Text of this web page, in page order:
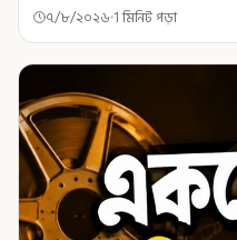
৭/৮/২০২৬ 1 মিনিট পড়া